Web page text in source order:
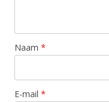
Naam *
E-mail *